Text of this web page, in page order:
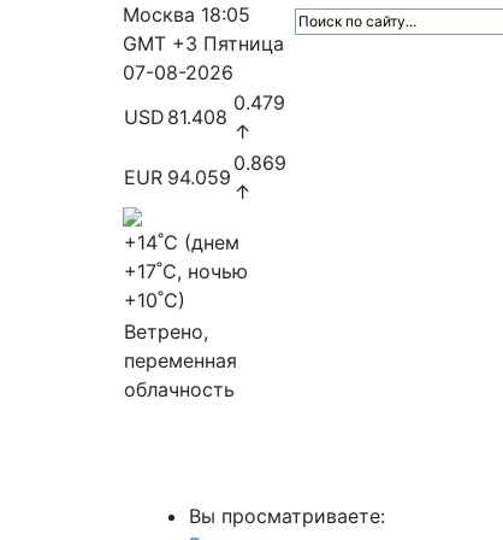
Москва 18:05
GMT +3 Пятница
07-08-2026
USD 81.408
0.479
↑
EUR 94.059
0.869
↑
+14˚C (днем
+17˚C, ночью
+10˚C)
Ветрено,
переменная
облачность
Вы просматриваете: